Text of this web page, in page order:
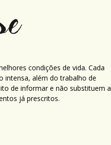
condições de vida. Cada
intensa, além do trabalho de
de informar e não substituem a
já prescritos.